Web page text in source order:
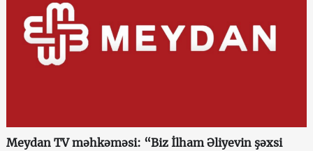
Meydan TV məhkəməsi: “Biz İlham Əliyevin şəxsi